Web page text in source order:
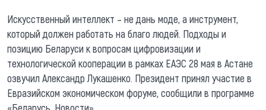
Искусственный интеллект – не дань моде, а инструмент,
который должен работать на благо людей. Подходы и
позицию Беларуси к вопросам цифровизации и
технологической кооперации в рамках ЕАЭС 28 мая в Астане
озвучил Александр Лукашенко. Президент принял участие в
Евразийском экономическом форуме, сообщили в программе